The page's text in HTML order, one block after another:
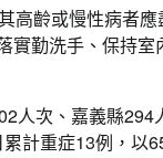
高齡或慢性病者
勤洗手、保持
人次、嘉義縣
計重症13例，以